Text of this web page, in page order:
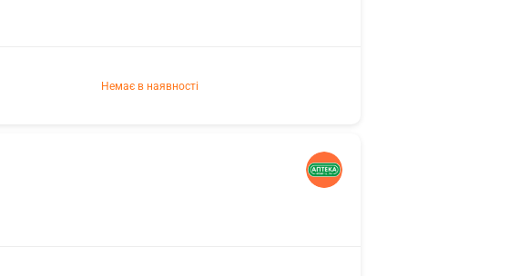
Немає в наявності